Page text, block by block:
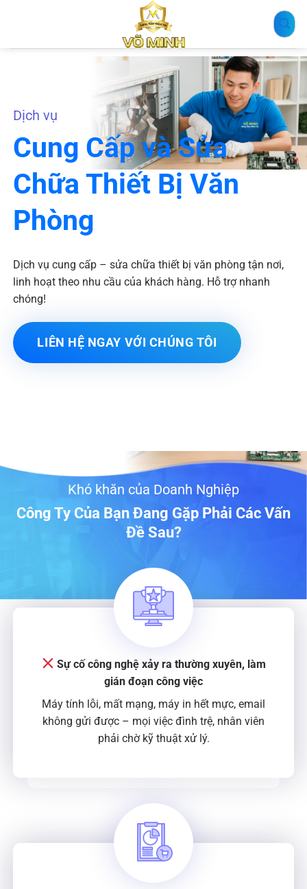
Dịch vụ
Cung Cấp và Sửa
Chữa Thiết Bị Văn
Phòng
Dịch vụ cung cấp – sửa chữa thiết bị văn phòng tận nơi,
linh hoạt theo nhu cầu của khách hàng. Hỗ trợ nhanh
chóng!
LIÊN HỆ NGAY VỚI CHÚNG TÔI
Khó khăn của Doanh Nghiệp
Công Ty Của Bạn Đang Gặp Phải Các Vấn
Đề Sau?
Sự cố công nghệ xảy ra thường xuyên, làm
gián đoạn công việc
Máy tính lỗi, mất mạng, máy in hết mực, email
không gửi được – mọi việc đình trệ, nhân viên
phải chờ kỹ thuật xử lý.